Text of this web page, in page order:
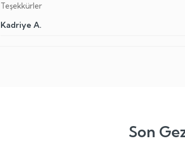
Teşekkürler
Kadriye A.
Son